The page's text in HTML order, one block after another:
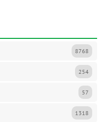
8768
254
57
1318